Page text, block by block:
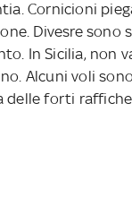
Cornicioni
Divesre sono
In Sicilia, non
Alcuni voli
delle forti raffiche.